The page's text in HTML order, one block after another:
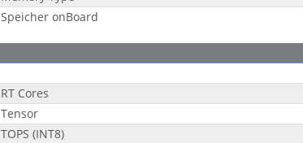
Speicher onBoard
RT Cores
Tensor
TOPS (INT8)